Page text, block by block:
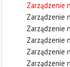
Zarządzenie
Zarządzenie
Zarządzenie
Zarządzenie
Zarządzenie
Zarządzenie